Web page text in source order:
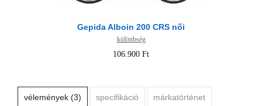
Gepida Alboin 200 CRS női
különbség
106.900 Ft
vélemények (3) specifikáció márkatörténet